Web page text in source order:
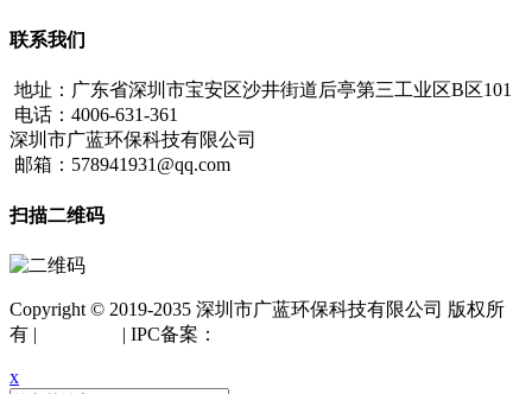
联系我们
地址：广东省深圳市宝安区沙井街道后亭第三工业区B区101
电话：4006-631-361
深圳市广蓝环保科技有限公司
邮箱：578941931@qq.com
扫描二维码
Copyright © 2019-2035 深圳市广蓝环保科技有限公司 版权所
有 |
| IPC备案：
x